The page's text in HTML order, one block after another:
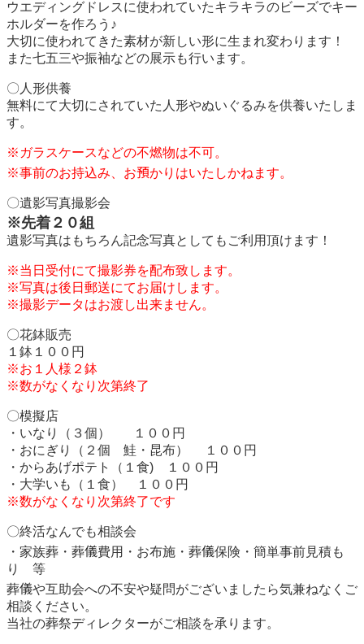
ウエディングドレスに使われていたキラキラのビーズでキー
ホルダーを作ろう♪
大切に使われてきた素材が新しい形に生まれ変わります！
また七五三や振袖などの展示も行います。
〇人形供養
無料にて大切にされていた人形やぬいぐるみを供養いたしま
す。
※ガラスケースなどの不燃物は不可。
※事前のお持込み、お預かりはいたしかねます。
〇遺影写真撮影会
※先着２０組
遺影写真はもちろん記念写真としてもご利用頂けます！
※当日受付にて撮影券を配布致します。
※写真は後日郵送にてお届けします。
※撮影データはお渡し出来ません。
〇花鉢販売
１鉢１００円
※お１人様２鉢
※数がなくなり次第終了
〇模擬店
・いなり（３個） １００円
・おにぎり（２個 鮭・昆布） １００円
・からあげポテト（１食) １００円
・大学いも（１食） １００円
※数がなくなり次第終了です
〇終活なんでも相談会
・家族葬・葬儀費用・お布施・葬儀保険・簡単事前見積も
り 等
葬儀や互助会への不安や疑問がございましたら気兼ねなくご
相談ください。
当社の葬祭ディレクターがご相談を承ります。